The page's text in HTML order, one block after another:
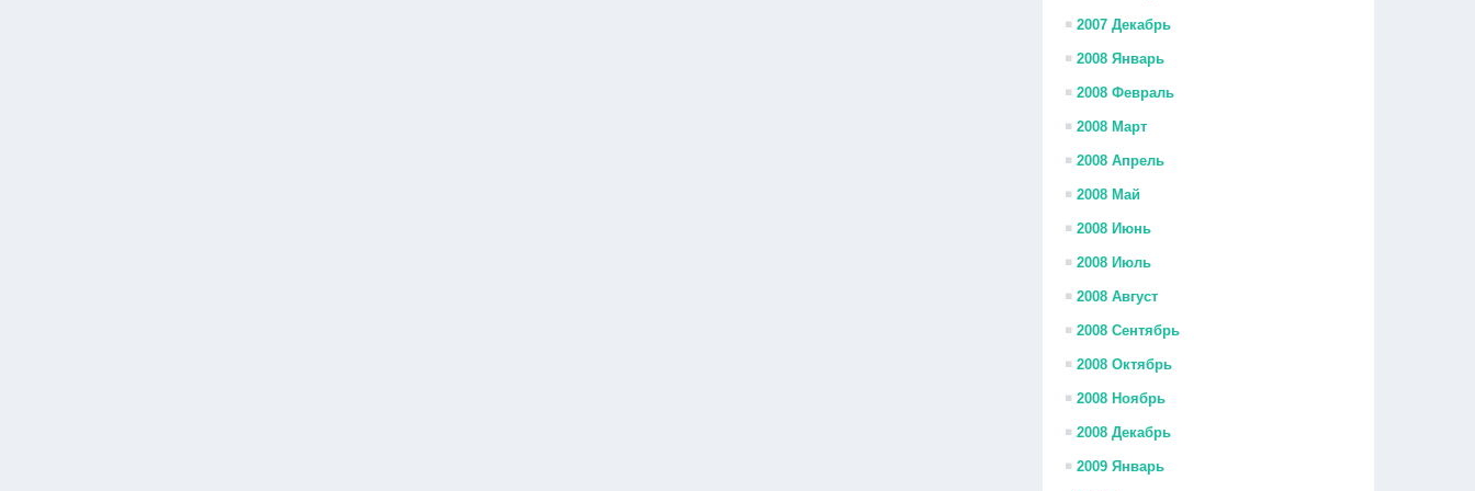
2007 Декабрь
2008 Январь
2008 Февраль
2008 Март
2008 Апрель
2008 Май
2008 Июнь
2008 Июль
2008 Август
2008 Сентябрь
2008 Октябрь
2008 Ноябрь
2008 Декабрь
2009 Январь